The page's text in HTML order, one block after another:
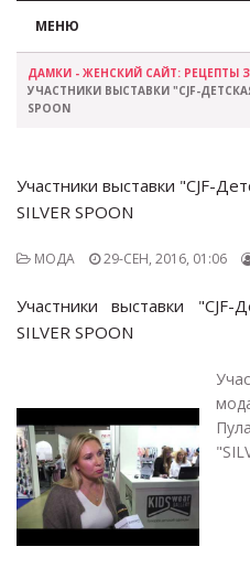
МЕНЮ
ДАМКИ - ЖЕНСКИЙ САЙТ: РЕЦЕПТЫ
УЧАСТНИКИ ВЫСТАВКИ "CJF-
SPOON
Участники выставки "CJF-
SILVER SPOON
МОДА 29-СЕН, 2016, 01:06
Участники выставки
SILVER SPOON